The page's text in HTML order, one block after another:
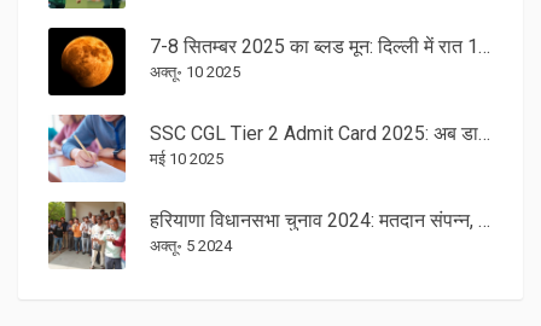
7-8 सितम्बर 2025 का ब्लड मून: दिल्ली में रात 11:41 बजे पूर्ण चंद्र ग्रहण
अक्तू॰ 10 2025
SSC CGL Tier 2 Admit Card 2025: अब डाउनलोड करें, जानें परीक्षा डेट्स व जरूरी निर्देश
मई 10 2025
हरियाणा विधानसभा चुनाव 2024: मतदान संपन्न, एग्जिट पोल से सबकी निगाहें जुड़ीं
अक्तू॰ 5 2024